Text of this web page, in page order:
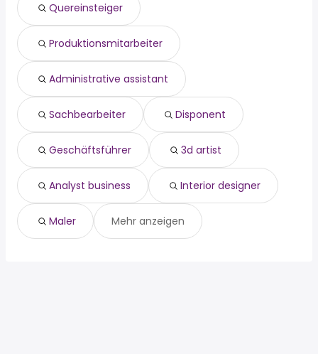
disponent
geschäftsführer
3d artist
analyst business
interior designer
Quereinsteiger
Produktionsmitarbeiter
Administrative assistant
Sachbearbeiter Disponent
Geschäftsführer 3d artist
Analyst business Interior designer
Maler Mehr anzeigen